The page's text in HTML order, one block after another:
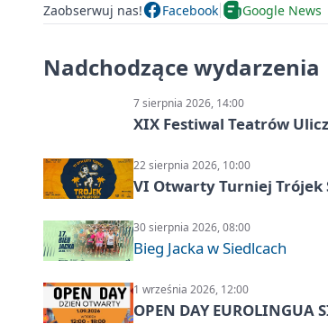
Zaobserwuj nas! Facebook Google News
Nadchodzące wydarzenia
7 sierpnia 2026, 14:00
XIX Festiwal Teatrów
22 sierpnia 2026, 10:00
VI Otwarty Turniej Trójek
30 sierpnia 2026, 08:00
Bieg Jacka w Siedlcach
1 września 2026, 12:00
OPEN DAY EUROLINGUA